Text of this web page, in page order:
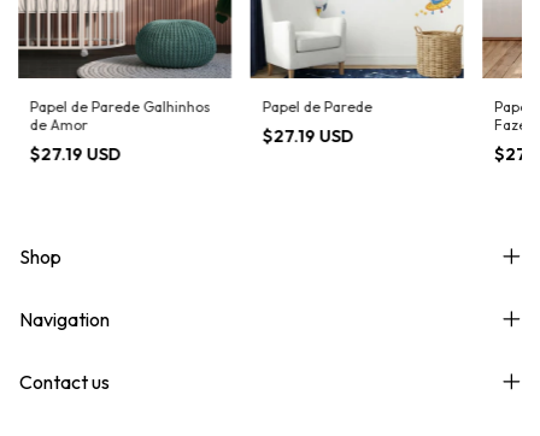
Papel de Parede Galhinhos
de Amor
$27.19 USD
Papel de Parede
$27.19 USD
Papel
Shop
Navigation
Contact us